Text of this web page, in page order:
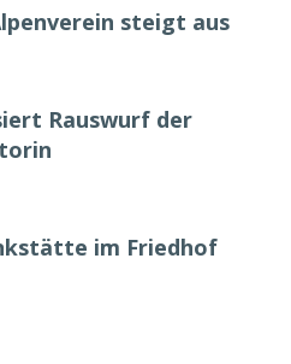
steigt aus
Rauswurf der
im Friedhof